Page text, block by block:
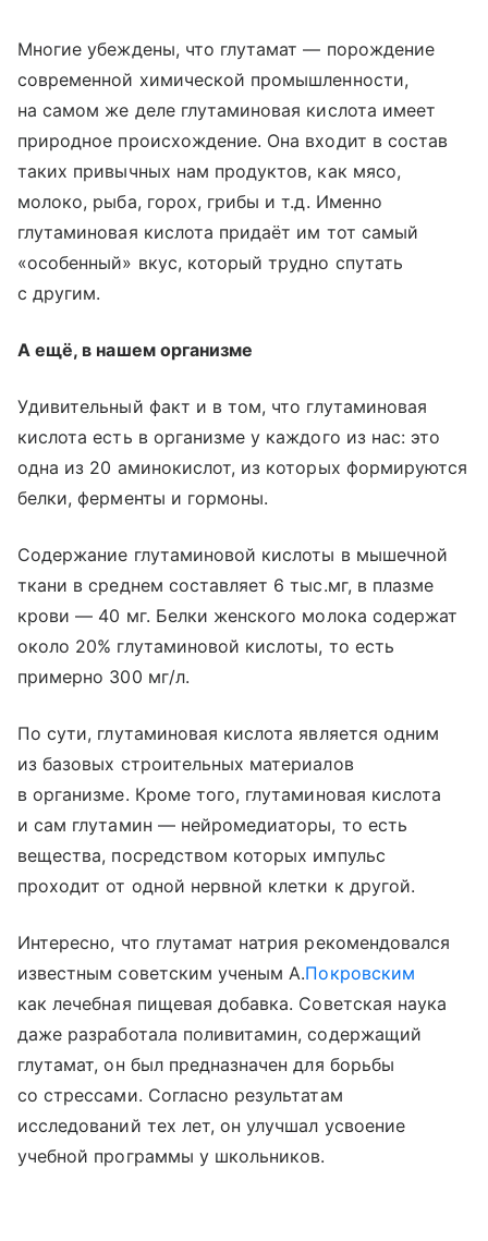
Многие убеждены, что глутамат — порождение
современной химической промышленности,
на самом же деле глутаминовая кислота имеет
природное происхождение. Она входит в состав
таких привычных нам продуктов, как мясо,
молоко, рыба, горох, грибы и т.д. Именно
глутаминовая кислота придаёт им тот самый
«особенный» вкус, который трудно спутать
с другим.
А ещё, в нашем организме
Удивительный факт и в том, что глутаминовая
кислота есть в организме у каждого из нас: это
одна из 20 аминокислот, из которых формируются
белки, ферменты и гормоны.
Содержание глутаминовой кислоты в мышечной
ткани в среднем составляет 6 тыс.мг, в плазме
крови — 40 мг. Белки женского молока содержат
около 20% глутаминовой кислоты, то есть
примерно 300 мг/л.
По сути, глутаминовая кислота является одним
из базовых строительных материалов
в организме. Кроме того, глутаминовая кислота
и сам глутамин — нейромедиаторы, то есть
вещества, посредством которых импульс
проходит от одной нервной клетки к другой.
Интересно, что глутамат натрия рекомендовался
известным советским ученым А.Покровским
как лечебная пищевая добавка. Советская наука
даже разработала поливитамин, содержащий
глутамат, он был предназначен для борьбы
со стрессами. Согласно результатам
исследований тех лет, он улучшал усвоение
учебной программы у школьников.